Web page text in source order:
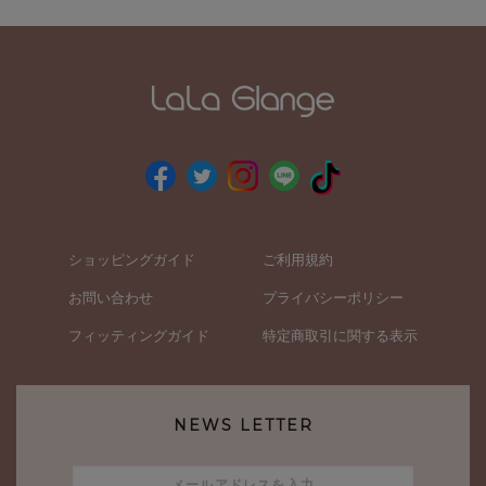
ショッピングガイド
お問い合わせ
フィッティングガイド
ご利用規約
プライバシーポリシー
特定商取引に関する表示
NEWS LETTER